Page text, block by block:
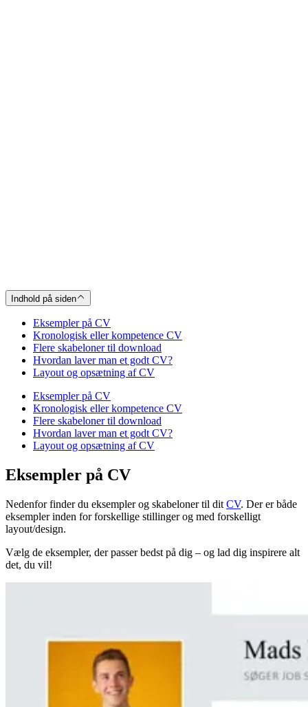
Indhold på siden
Eksempler på CV
Kronologisk eller kompetence CV
Flere skabeloner til download
Hvordan laver man et godt CV?
Layout og opsætning af CV
Eksempler på CV
Kronologisk eller kompetence CV
Flere skabeloner til download
Hvordan laver man et godt CV?
Layout og opsætning af CV
Eksempler på CV
Nedenfor finder du eksempler og skabeloner til dit CV. Der er både
eksempler inden for forskellige stillinger og med forskelligt
layout/design.
Vælg de eksempler, der passer bedst på dig – og lad dig inspirere alt
det, du vil!